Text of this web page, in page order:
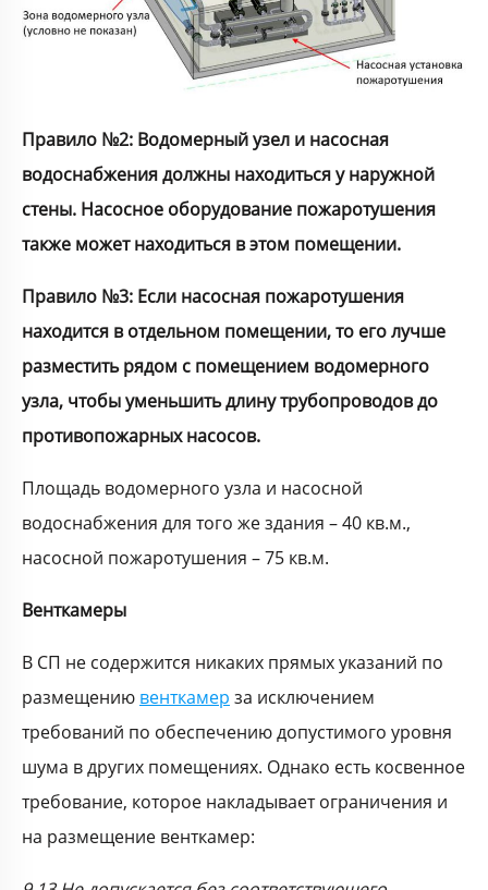
Правило №2: Водомерный узел и насосная
водоснабжения должны находиться у наружной
стены. Насосное оборудование пожаротушения
также может находиться в этом помещении.
Правило №3: Если насосная пожаротушения
находится в отдельном помещении, то его лучше
разместить рядом с помещением водомерного
узла, чтобы уменьшить длину трубопроводов до
противопожарных насосов.
Площадь водомерного узла и насосной
водоснабжения для того же здания – 40 кв.м.,
насосной пожаротушения – 75 кв.м.
Венткамеры
В СП не содержится никаких прямых указаний по
размещению венткамер за исключением
требований по обеспечению допустимого уровня
шума в других помещениях. Однако есть косвенное
требование, которое накладывает ограничения и
на размещение венткамер: